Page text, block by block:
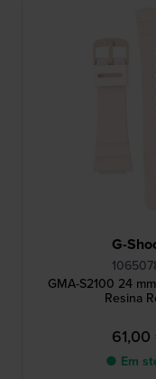
G-
GMA-S2100 24
Resina
● Em